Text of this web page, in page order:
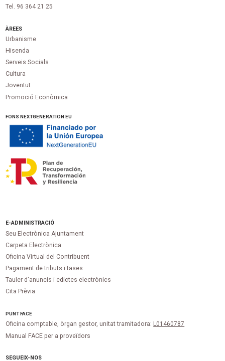
Tel. 96 364 21 25
ÀREES
Urbanisme
Hisenda
Serveis Socials
Cultura
Joventut
Promoció Econòmica
FONS NEXTGENERATION EU
E-ADMINISTRACIÓ
Seu Electrònica Ajuntament
Carpeta Electrònica
Oficina Virtual del Contribuent
Pagament de tributs i tases
Tauler d'anuncis i edictes electrònics
Cita Prèvia
PUNTFACE
Oficina comptable, òrgan gestor, unitat tramitadora: L01460787
Manual FACE per a proveïdors
SEGUEIX-NOS